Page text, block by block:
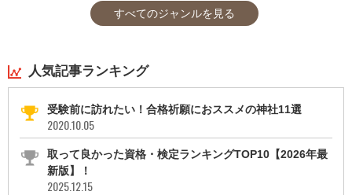
すべてのジャンルを見る
人気記事ランキング
受験前に訪れたい！合格祈願におススメの神社11選
2020.10.05
取って良かった資格・検定ランキングTOP10【2026年最
新版】！
2025.12.15